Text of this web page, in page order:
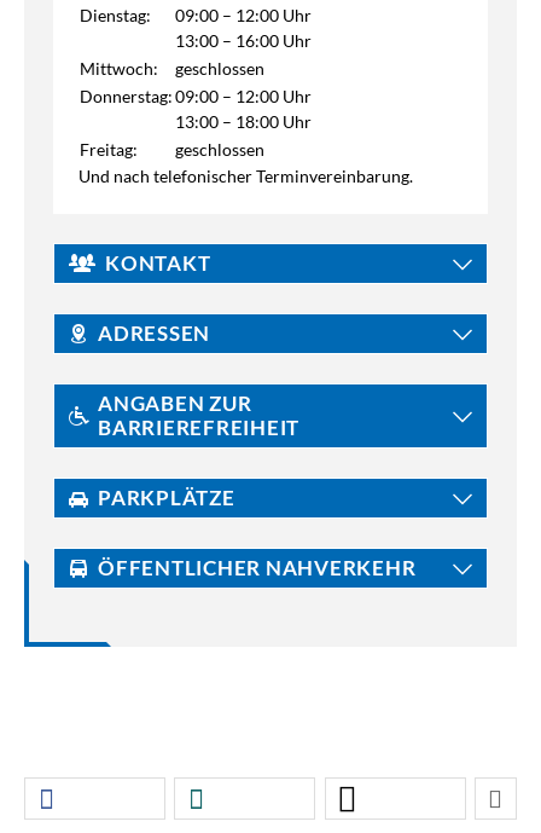
Dienstag:
09:00 – 12:00 Uhr
13:00 – 16:00 Uhr
Mittwoch:
geschlossen
Donnerstag:09:00 – 12:00 Uhr
13:00 – 18:00 Uhr
Freitag:
geschlossen
Und nach telefonischer Terminvereinbarung.
ADRESSEN
KONTAKT
ÖFFENTLICHER NAHVERKEHR
PARKPLÄTZE
ANGABEN ZUR
BARRIEREFREIHEIT